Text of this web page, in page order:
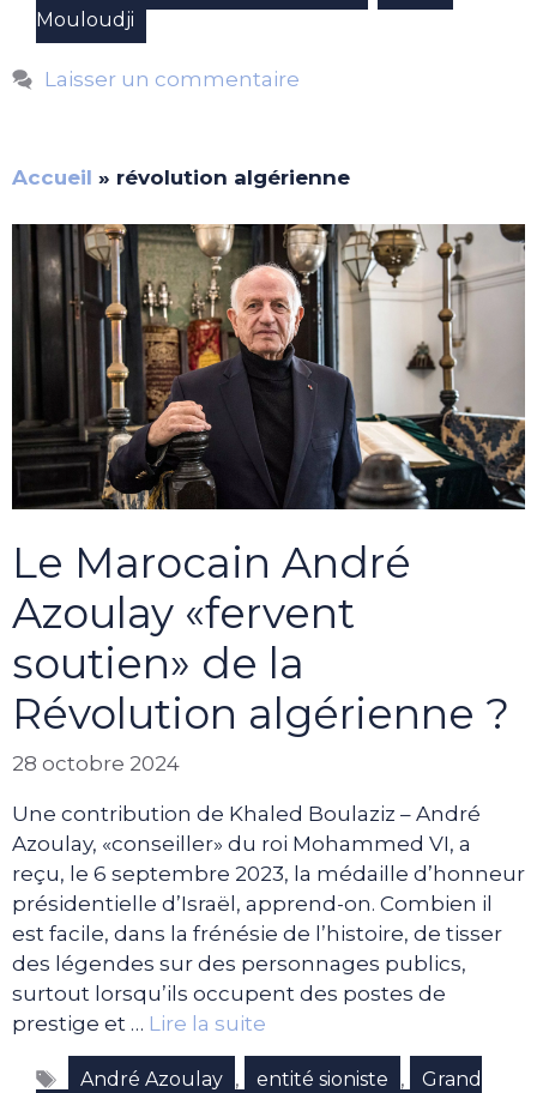
Mouloudji
Laisser un commentaire
Accueil » révolution algérienne
Le Marocain André
Azoulay «fervent
soutien» de la
Révolution algérienne ?
28 octobre 2024
Une contribution de Khaled Boulaziz – André
Azoulay, «conseiller» du roi Mohammed VI, a
reçu, le 6 septembre 2023, la médaille d’honneur
présidentielle d’Israël, apprend-on. Combien il
est facile, dans la frénésie de l’histoire, de tisser
des légendes sur des personnages publics,
surtout lorsqu’ils occupent des postes de
prestige et … Lire la suite
Étiquettes
André Azoulay , entité sioniste ,
Grand